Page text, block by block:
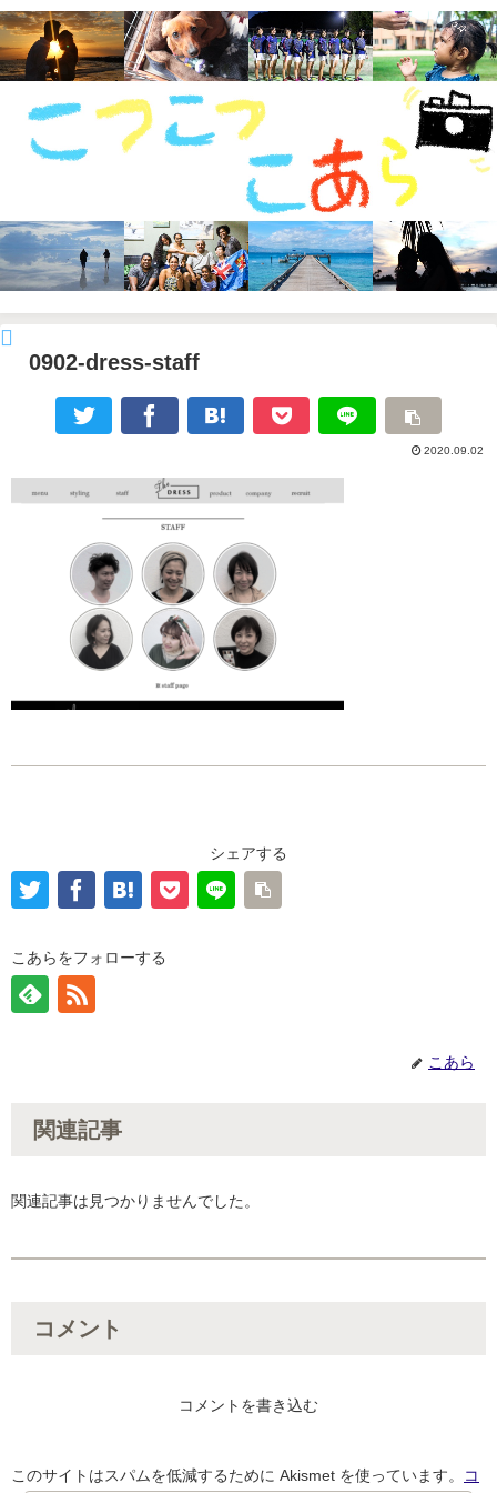
0902-dress-staff
2020.09.02
シェアする
こあらをフォローする
こあら
関連記事
関連記事は見つかりませんでした。
コメント
コメントを書き込む
このサイトはスパムを低減するために Akismet を使っています。 コ